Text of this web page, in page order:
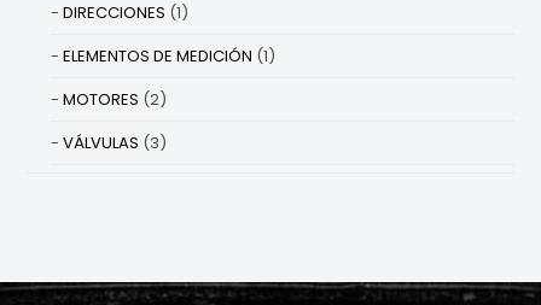
DIRECCIONES (1)
ELEMENTOS DE MEDICIÓN (1)
MOTORES (2)
VÁLVULAS (3)